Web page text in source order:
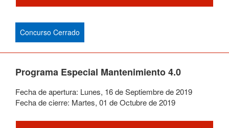
Concurso Cerrado
Programa Especial Mantenimiento 4.0
Fecha de apertura: Lunes, 16deSeptiembrede2019
Fecha de cierre: Martes, 01 deOctubrede2019